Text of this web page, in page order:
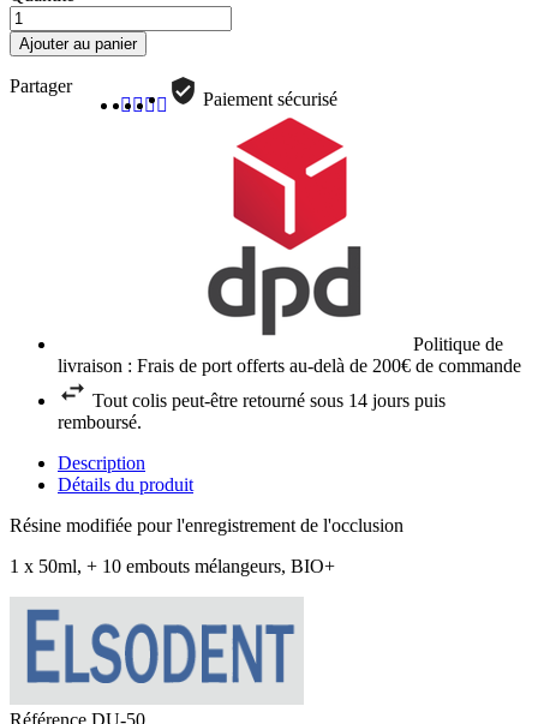
Ajouter au panier
Partager
Paiement sécurisé
Politique de
livraison : Frais de port offerts au-delà de 200€ de commande
Tout colis peut-être retourné sous 14 jours puis
remboursé.
Description
Détails du produit
Résine modifiée pour l'enregistrement de l'occlusion
1 x 50ml, + 10 embouts mélangeurs, BIO+
Référence DU-50